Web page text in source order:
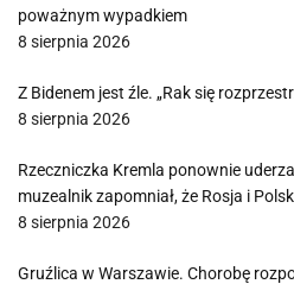
poważnym wypadkiem
8 sierpnia 2026
Z Bidenem jest źle. „Rak się
8 sierpnia 2026
Rzeczniczka Kremla ponownie
muzealnik zapomniał, że Rosja i
8 sierpnia 2026
Gruźlica w Warszawie. Chorobę